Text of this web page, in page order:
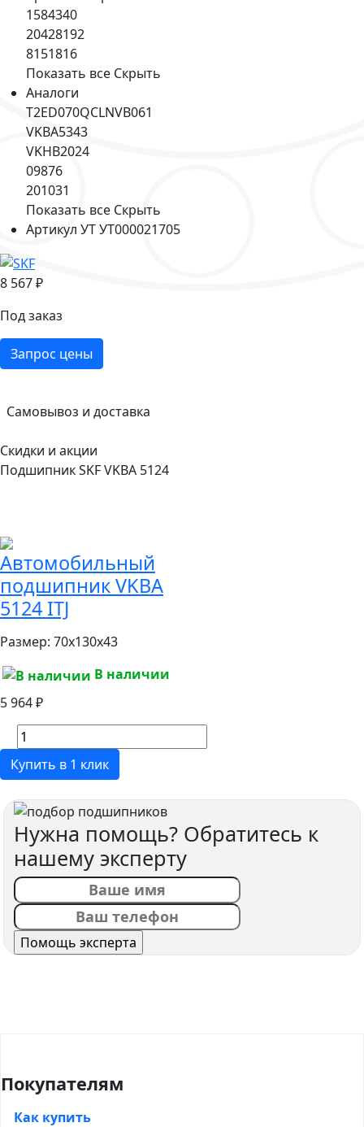
1584340
20428192
8151816
Показать все Скрыть
Аналоги
T2ED070QCLNVB061
VKBA5343
VKHB2024
09876
201031
Показать все Скрыть
Артикул УТУТ000021705
8 567 ₽
Под заказ
Запрос цены
Самовывоз и доставка
Скидки и акции
Подшипник SKF VKBA 5124
Автомобильный
подшипник VKBA
5124 ITJ
Размер: 70x130x43
В наличии
5 964 ₽
Купить в 1 клик
Нужна помощь? Обратитесь к
нашему эксперту
Покупателям
Как купить